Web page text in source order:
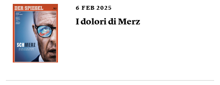
6 FEB 2025
I dolori di Merz